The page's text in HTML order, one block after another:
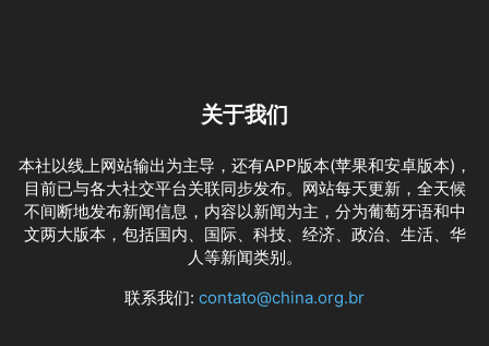
关于我们
本社以线上网站输出为主导，还有APP版本(苹果和安卓版本)，
目前已与各大社交平台关联同步发布。网站每天更新，全天候
不间断地发布新闻信息，内容以新闻为主，分为葡萄牙语和中
文两大版本，包括国内、国际、科技、经济、政治、生活、华
人等新闻类别。
联系我们: contato@china.org.br